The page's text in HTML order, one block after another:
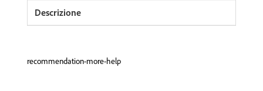
recommendation-more-help